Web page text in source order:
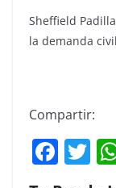
Sheffield
la demanda
Compartir:
F
a
T
w